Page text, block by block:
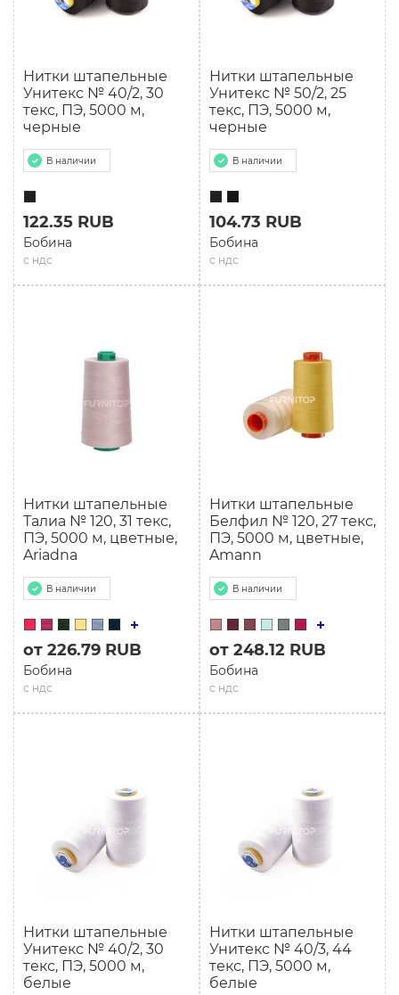
Нитки штапельные
Унитекс № 40/2, 30
текс, ПЭ, 5000 м,
черные
В наличии
с ндс
122.35 RUB
Бобина
Нитки штапельные
Унитекс № 50/2, 25
текс, ПЭ, 5000 м,
черные
В наличии
с ндс
104.73 RUB
Бобина
Нитки штапельные
Талиа № 120, 31 текс,
ПЭ, 5000 м, цветные,
Ariadna
В наличии
с ндс
от 226.79 RUB
Бобина
Нитки штапельные
Белфил № 120, 27 текс,
ПЭ, 5000 м, цветные,
Amann
В наличии
с ндс
от 248.12 RUB
Бобина
Нитки штапельные
Унитекс № 40/2, 30
текс, ПЭ, 5000 м,
белые
Нитки штапельные
Унитекс № 40/3, 44
текс, ПЭ, 5000 м,
белые